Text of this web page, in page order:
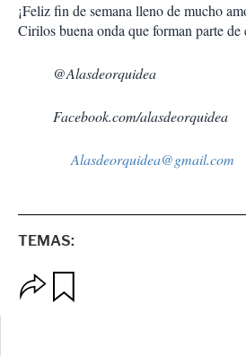
¡Feliz fin de semana lleno de mucho
Cirilos buena onda que forman parte de
@Alasdeorquidea
Facebook.com/alasdeorquidea
Alasdeorquidea@gmail.com
TEMAS:
p